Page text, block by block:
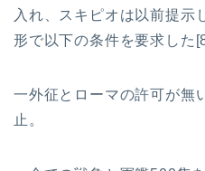
入れ、スキピオは以前提示
形で以下の条件を要求した
一外征とローマの許可が無
止。